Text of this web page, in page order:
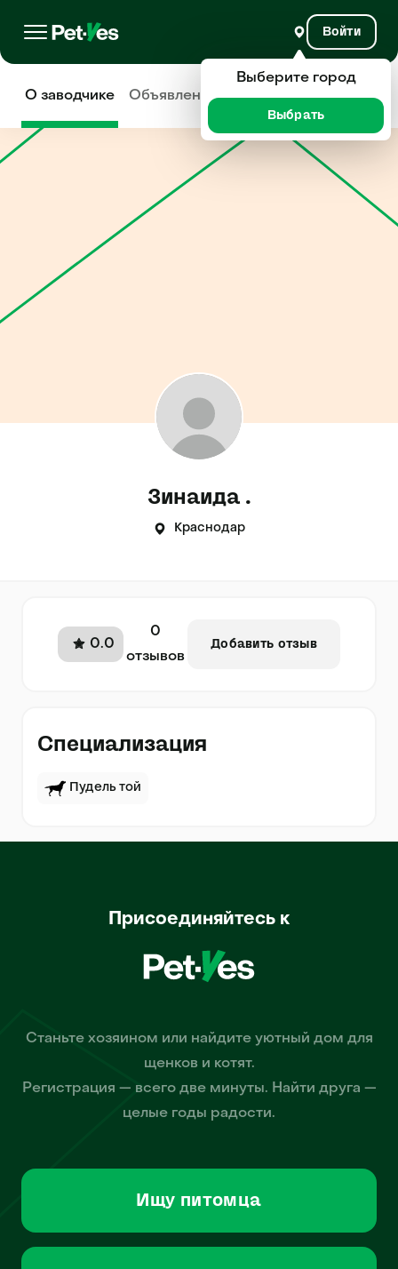
Войти
О заводчике Объявления Отзывы
Зинаида .
Краснодар
0.0
0
отзывов
Добавить отзыв
Специализация
Пудель той
Присоединяйтесь к
Станьте хозяином или найдите уютный дом для
щенков и котят.
Регистрация — всего две минуты. Найти друга —
целые годы радости.
Ищу питомца
Выберите город
Выбрать